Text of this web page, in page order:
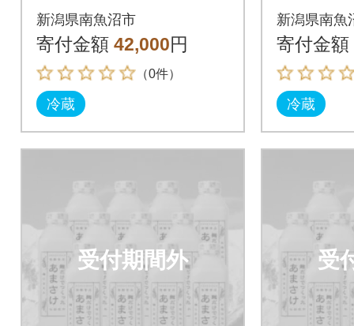
つくったあまさけ(82
5g×12本)
新潟県南魚沼市
寄付金額 42,000円
（0件）
冷蔵
つくっ
5g×12本
新潟県南魚
寄付金額
冷蔵
受付期間外 受